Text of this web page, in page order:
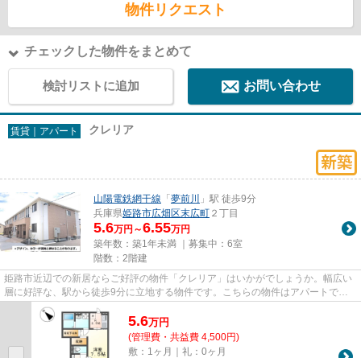
物件リクエスト
チェックした物件をまとめて
検討リストに追加 お問い合わせ
賃貸｜アパート クレリア
山陽電鉄網干線 「夢前川
」駅 徒歩9分
兵庫県姫路市広畑区末広町 ２丁目
5.6万円～6.55万円
築年数：築1年未満 ｜募集中： 6室
階数：2階建
姫路市近辺での新居ならご好評の物件「クレリア」はいかがでしょうか。幅広い
層に好評な、駅から徒歩9分に立地する物件です。こちらの物件はアパートで
す。姫路市にある賃貸物件情報の...
5.6万円
(管理費・共益費 4,500円)
敷：1ヶ月｜礼：0ヶ月